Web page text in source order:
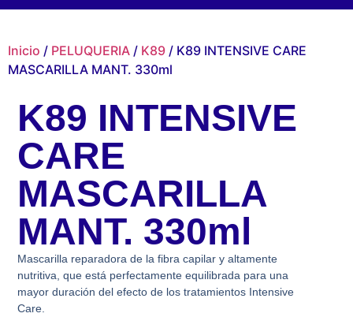
Inicio / PELUQUERIA / K89 / K89 INTENSIVE CARE
MASCARILLA MANT. 330ml
K89 INTENSIVE
CARE
MASCARILLA
MANT. 330ml
Mascarilla reparadora de la fibra capilar y altamente
nutritiva, que está perfectamente equilibrada para una
mayor duración del efecto de los tratamientos Intensive
Care.